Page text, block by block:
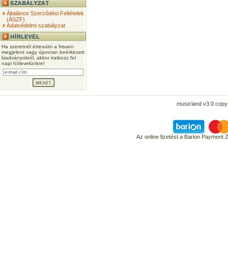
Általános Szerződési Feltételek
(ÁSZF)
Adatvédelmi szabályzat
Ha szeretnél értesülni a frissen
megjelent vagy újonnan beérkezett
kiadványokról, akkor iratkozz fel
napi hírlevelünkre!
musicland v3.0
Az online fizetést a Barion Payment